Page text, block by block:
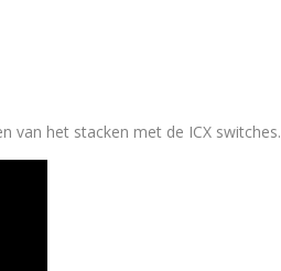
van het stacken met de ICX switches.